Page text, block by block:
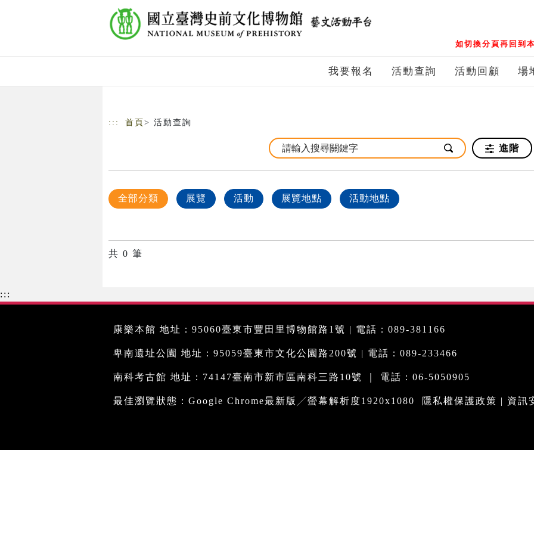
如切換分頁再回到
我要報名 活動查詢 活動回顧 場
::: 首頁 > 活動查詢
進階
全部分類 展覽 活動 展覽地點 活動地點
共 0 筆
:::
康樂本館 地址：95060臺東市豐田里博物館路1號 | 電話：089-381166
卑南遺址公園 地址：95059臺東市文化公園路200號 | 電話：089-233466
南科考古館 地址：74147臺南市新市區南科三路10號 ｜ 電話：06-5050905
最佳瀏覽狀態：Google Chrome最新版╱螢幕解析度1920x1080 隱私權保護政策 | 資訊